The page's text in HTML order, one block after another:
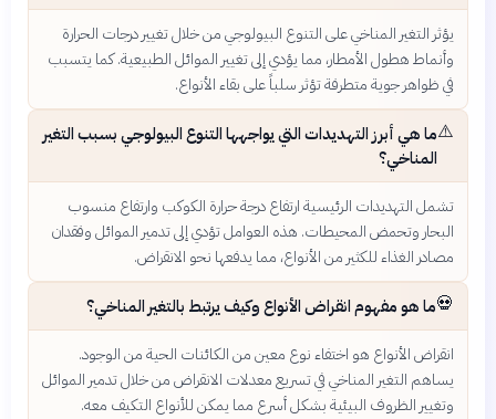
يؤثر التغير المناخي على التنوع البيولوجي من خلال تغيير درجات الحرارة
وأنماط هطول الأمطار، مما يؤدي إلى تغيير الموائل الطبيعية. كما يتسبب
في ظواهر جوية متطرفة تؤثر سلباً على بقاء الأنواع.
⚠️ما هي أبرز التهديدات التي يواجهها التنوع البيولوجي بسبب التغير
المناخي؟
تشمل التهديدات الرئيسية ارتفاع درجة حرارة الكوكب وارتفاع منسوب
البحار وتحمض المحيطات. هذه العوامل تؤدي إلى تدمير الموائل وفقدان
مصادر الغذاء للكثير من الأنواع، مما يدفعها نحو الانقراض.
💀ما هو مفهوم انقراض الأنواع وكيف يرتبط بالتغير المناخي؟
انقراض الأنواع هو اختفاء نوع معين من الكائنات الحية من الوجود.
يساهم التغير المناخي في تسريع معدلات الانقراض من خلال تدمير الموائل
وتغيير الظروف البيئية بشكل أسرع مما يمكن للأنواع التكيف معه.